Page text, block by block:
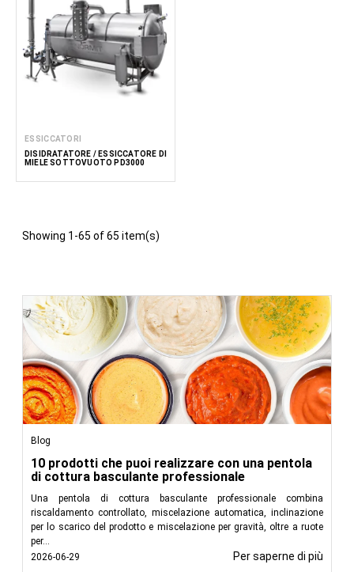
ESSICCATORI
DISIDRATATORE / ESSICCATORE DI
MIELE SOTTOVUOTO PD3000
Showing 1-65 of 65 item(s)
Blog
10 prodotti che puoi realizzare con una pentola
di cottura basculante professionale
Una pentola di cottura basculante professionale combina
riscaldamento controllato, miscelazione automatica, inclinazione
per lo scarico del prodotto e miscelazione per gravità, oltre a ruote
per...
2026-06-29
Per saperne di più